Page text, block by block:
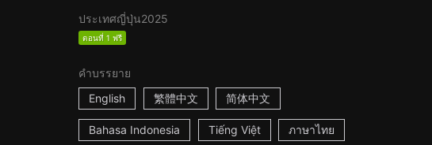
ประเทศญี่ปุ่น2025
ตอนที่ 1 ฟรี
คำบรรยาย
English
繁體中文 简体中文
Bahasa Indonesia Tiếng Việt ภาษาไทย